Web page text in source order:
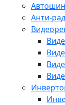
Анти-